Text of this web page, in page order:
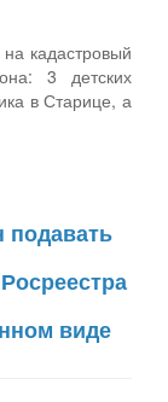
кадастровый
3 детских
в Старице, а
виде